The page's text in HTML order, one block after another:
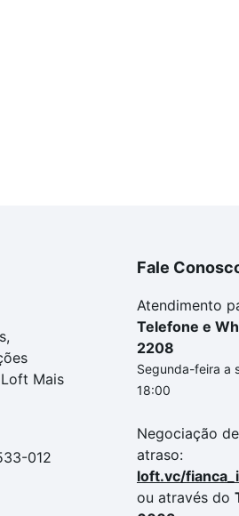
Mais
012
Fale
Atendimento
Telefone e
2208
Segunda-feira a
18:00
Negociação
atraso:
loft.vc/
ou através do